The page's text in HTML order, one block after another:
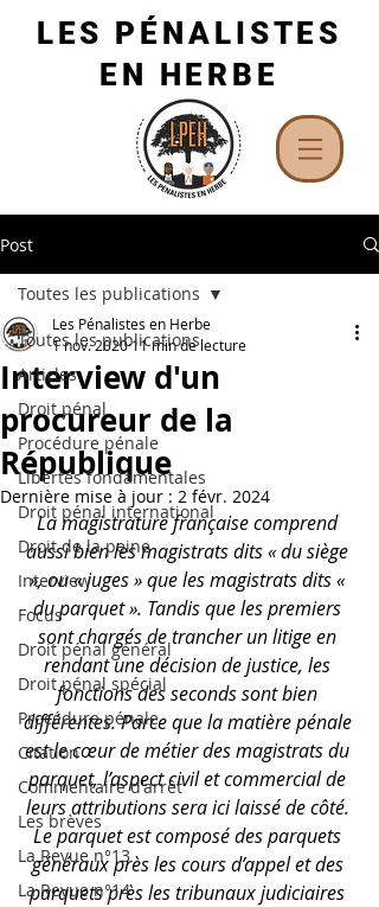
LES PÉNALISTES
EN HERBE
Post
Toutes les publications
Articles
Droit pénal
Procédure pénale
Libertés fondamentales
Droit pénal international
Droit de la peine
Interview
Focus
Droit pénal général
Droit pénal spécial
Procédure pénale
Citation
Commentaire d'arrêt
Les brèves
La Revue n°13
La Revue n°14
Toutes les publications
Interview d'un
procureur de la
République
Les Pénalistes en Herbe
1 nov. 202011 min de lecture
Dernière mise à jour : 2 févr. 2024
La magistrature française comprend
aussi bien les magistrats dits « du siège
», ou « juges » que les magistrats dits «
du parquet ». Tandis que les premiers
sont chargés de trancher un litige en
rendant une décision de justice, les
fonctions des seconds sont bien
différentes. Parce que la matière pénale
est le cœur de métier des magistrats du
parquet, l’aspect civil et commercial de
leurs attributions sera ici laissé de côté.
Le parquet est composé des parquets
généraux près les cours d’appel et des
parquets près les tribunaux judiciaires